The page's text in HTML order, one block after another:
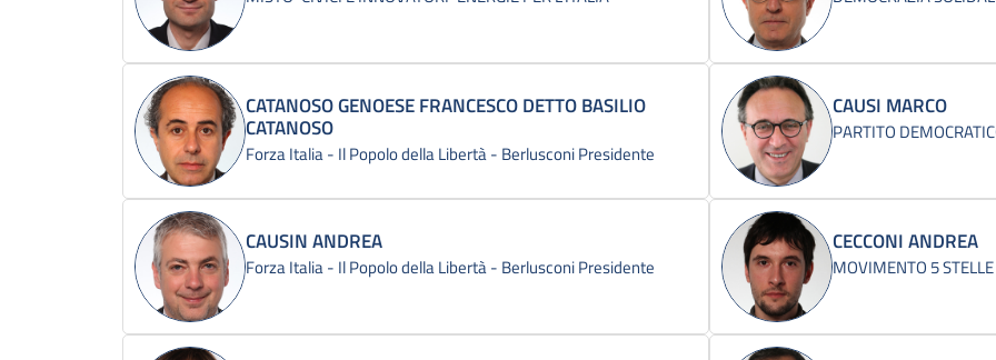
CATANOSO GENOESE FRANCESCO DETTO BASILIO
CATANOSO
Forza Italia - Il Popolo della Libertà - Berlusconi Presidente
CAUSI MARCO
PARTITO
CAUSIN ANDREA
Forza Italia - Il Popolo della Libertà - Berlusconi Presidente
CECCONI ANDREA
MOVIMENTO 5 STELLE